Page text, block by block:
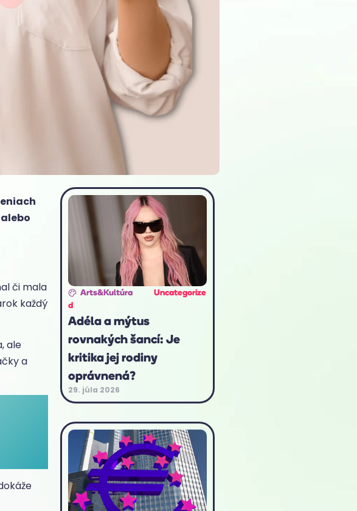
či mala
každý
ale
a
Arts&Kultúra
Uncategorize
d
Adéla a mýtus
rovnakých šancí: Je
kritika jej rodiny
oprávnená?
29. júla 2026